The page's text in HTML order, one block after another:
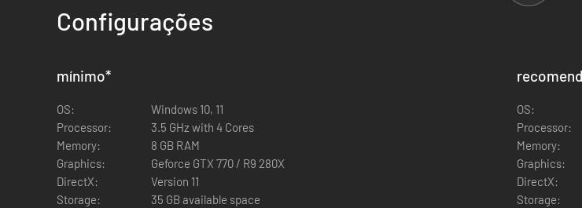
Configurações
mínimo*
OS:
Windows 10, 11
Processor:
3.5 GHz with 4 Cores
Memory:
8 GB RAM
Graphics:
Geforce GTX 770 / R9 280X
DirectX:
Version 11
Storage:
35 GB available space
OS:
Processor:
Memory:
Graphics:
DirectX:
Storage: